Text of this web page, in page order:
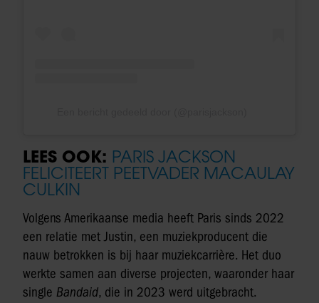
LEES OOK: PARIS JACKSON
FELICITEERT PEETVADER MACAULAY
CULKIN
Volgens Amerikaanse media heeft Paris sinds 2022
een relatie met Justin, een muziekproducent die
nauw betrokken is bij haar muziekcarrière. Het duo
werkte samen aan diverse projecten, waaronder haar
single Bandaid, die in 2023 werd uitgebracht.